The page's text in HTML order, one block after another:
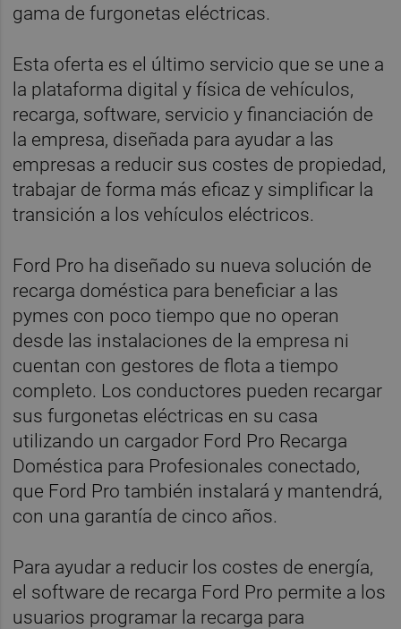
gama de furgonetas eléctricas.
Esta oferta es el último servicio que se une a
la plataforma digital y física de vehículos,
recarga, software, servicio y financiación de
la empresa, diseñada para ayudar a las
empresas a reducir sus costes de propiedad,
trabajar de forma más eficaz y simplificar la
transición a los vehículos eléctricos.
Ford Pro ha diseñado su nueva solución de
recarga doméstica para beneficiar a las
pymes con poco tiempo que no operan
desde las instalaciones de la empresa ni
cuentan con gestores de flota a tiempo
completo. Los conductores pueden recargar
sus furgonetas eléctricas en su casa
utilizando un cargador Ford Pro Recarga
Doméstica para Profesionales conectado,
que Ford Pro también instalará y mantendrá,
con una garantía de cinco años.
Para ayudar a reducir los costes de energía,
el software de recarga Ford Pro permite a los
usuarios programar la recarga para